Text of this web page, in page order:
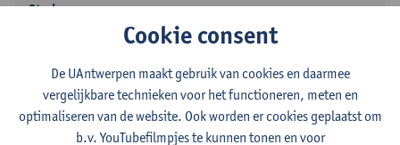
Stadscampus
+3232659558
Rodestraat 14
2000 Antwerpen, BEL
Cookie consent
De UAntwerpen maakt gebruik van cookies en daarmee
vergelijkbare technieken voor het functioneren, meten en
optimaliseren van de website. Ook worden er cookies geplaatst om
b.v. YouTubefilmpjes te kunnen tonen en voor